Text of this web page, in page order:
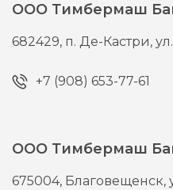
ООО Тимбермаш
682429, п. Де-Кастри,
+7 (908) 653-77-61
ООО Тимбермаш
675004, Благовещенск,